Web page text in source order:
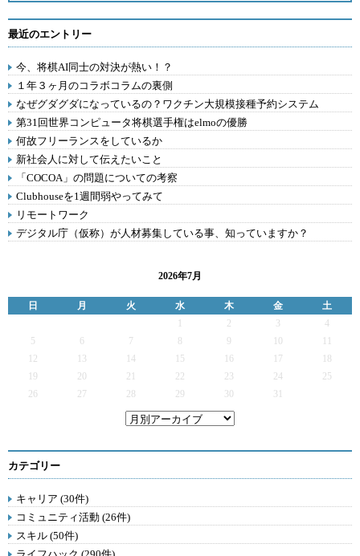
最近のエントリー
今、将棋AI同士の対決が熱い！？
１年３ヶ月のコラボコラムの裏側
なぜグダグダになっているの？ワクチン大規模接種予約システム
第31回世界コンピュータ将棋選手権はelmoの優勝
何故フリーランスをしているか
新社会人に対して伝えたいこと
「COCOA」の問題についての考察
Clubhouseを1週間弱やってみて
リモートワーク
デジタル庁（仮称）が人材募集している事、知っていますか？
2026年7月
日 月 火 水 木 金
土
2 3
4
5
6 7 9
12
13 14 15 16 17
19
20 21 22 23 24
25
26
27 28 29 30 31
カテゴリー
キャリア (30件)
コミュニティ活動 (26件)
スキル (50件)